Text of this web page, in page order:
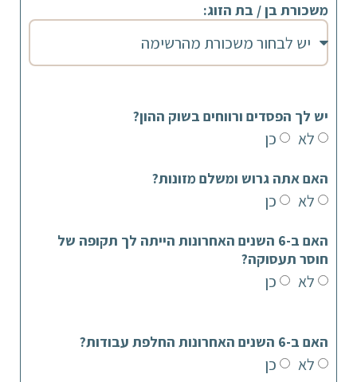
משכורת בן / בת הזוג:
יש לך הפסדים ורווחים בשוק ההון?
לא כן
האם אתה גרוש ומשלם מזונות?
לא כן
האם ב-6 השנים האחרונות הייתה לך תקופה של
חוסר תעסוקה?
לא כן
האם ב-6 השנים האחרונות החלפת עבודות?
לא כן